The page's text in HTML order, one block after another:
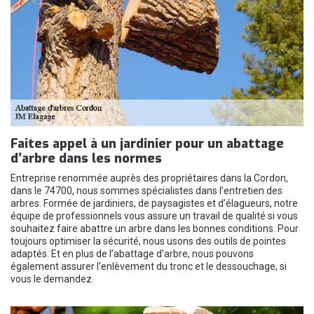
Faites appel à un jardinier pour un abattage
d’arbre dans les normes
Entreprise renommée auprès des propriétaires dans la Cordon,
dans le 74700, nous sommes spécialistes dans l’entretien des
arbres. Formée de jardiniers, de paysagistes et d’élagueurs, notre
équipe de professionnels vous assure un travail de qualité si vous
souhaitez faire abattre un arbre dans les bonnes conditions. Pour
toujours optimiser la sécurité, nous usons des outils de pointes
adaptés. Et en plus de l’abattage d’arbre, nous pouvons
également assurer l’enlèvement du tronc et le dessouchage, si
vous le demandez.